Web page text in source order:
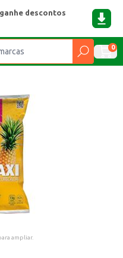
descontos
0
ampliar.